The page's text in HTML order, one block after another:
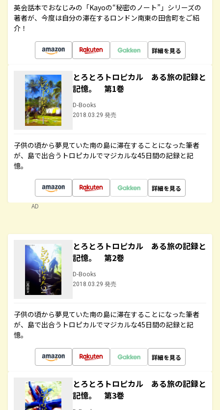
英会話本でおなじみの「Kayoの“秘密のノート”」シリーズの
著者が、今度は自分の滞在するロンドン南東の田舎町をご紹
介！
詳細を見る
とろとろトロピカル ある旅の記録と
記憶。 第1巻
D-Books
2018.03.29 発売
子供の頃から夢見ていた南の島に滞在することになった筆者
が、島で出合うトロピカルでマジカルな45日間の記録と記
憶。
詳細を見る
AD
とろとろトロピカル ある旅の記録と
記憶。 第2巻
D-Books
2018.03.29 発売
子供の頃から夢見ていた南の島に滞在することになった筆者
が、島で出合うトロピカルでマジカルな45日間の記録と記
憶。
詳細を見る
とろとろトロピカル ある旅の記録と
記憶。 第3巻